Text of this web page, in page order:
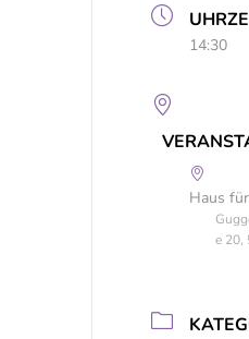
14:30
Haus
e 20,